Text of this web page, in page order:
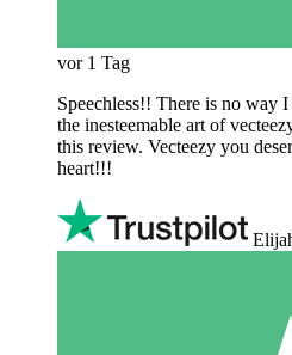
vor 1 Tag
Speechless!! There is no way
the inesteemable art of
this review. Vecteezy you
heart!!!